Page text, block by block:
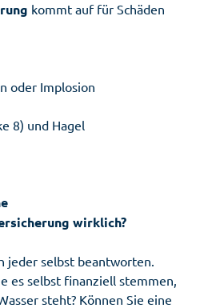
kommt auf für Schäden
oder Implosion
8) und Hagel
wirklich?
jeder selbst beantworten.
es selbst finanziell stemmen,
steht? Können Sie eine